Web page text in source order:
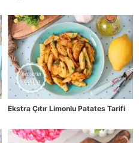
Ekstra Çıtır Limonlu Patates Tarifi